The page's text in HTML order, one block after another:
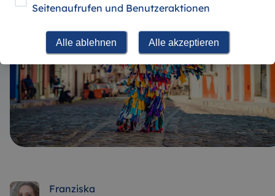
Franziska
Seitenaufrufen und Benutzeraktionen
Alle ablehnen Alle akzeptieren